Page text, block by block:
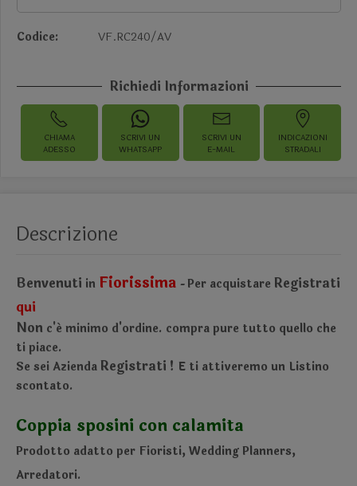
Codice: VF.RC240/AV
Richiedi Informazioni
CHIAMA
ADESSO
SCRIVI UN
WHATSAPP
SCRIVI UN
E-MAIL
INDICAZIONI
STRADALI
Descrizione
Benvenuti in Fiorissima - Per acquistare Registrati
qui
Non c'é minimo d'ordine. compra pure tutto quello che
ti piace.
Se sei Azienda Registrati ! E ti attiveremo un Listino
scontato.
Coppia sposini con calamita
Prodotto adatto per Fioristi, Wedding Planners,
Arredatori.